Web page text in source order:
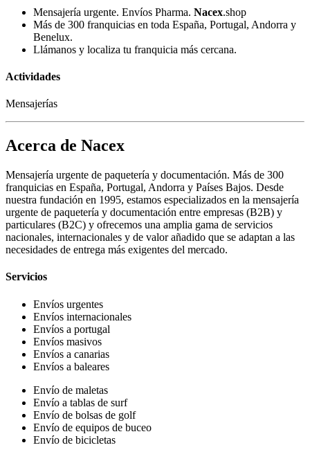
Mensajería urgente. Envíos Pharma. Nacex.shop
Más de 300 franquicias en toda España, Portugal, Andorra y
Benelux.
Llámanos y localiza tu franquicia más cercana.
Actividades
Mensajerías
Acerca de Nacex
Mensajería urgente de paquetería y documentación. Más de 300
franquicias en España, Portugal, Andorra y Países Bajos. Desde
nuestra fundación en 1995, estamos especializados en la mensajería
urgente de paquetería y documentación entre empresas (B2B) y
particulares (B2C) y ofrecemos una amplia gama de servicios
nacionales, internacionales y de valor añadido que se adaptan a las
necesidades de entrega más exigentes del mercado.
Servicios
Envíos urgentes
Envíos internacionales
Envíos a portugal
Envíos masivos
Envíos a canarias
Envíos a baleares
Envío de maletas
Envío a tablas de surf
Envío de bolsas de golf
Envío de equipos de buceo
Envío de bicicletas